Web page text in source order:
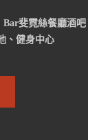
斐霓絲餐廳酒
、健身中心